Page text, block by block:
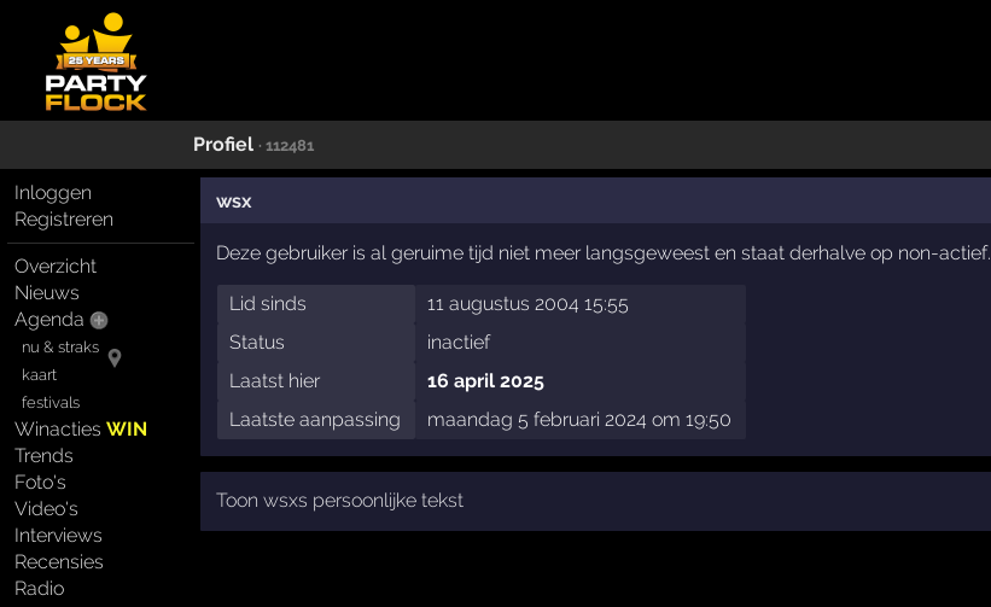
Profiel · 112481
Inloggen
Registreren
Overzicht
Nieuws
Agenda
nu & straks
kaart
festivals
WinactiesWIN
Trends
Foto's
Video's
Interviews
Recensies
Radio
wsx
Deze gebruiker is al geruime tijd niet meer langsgeweest en staat derhalve op non-actief.
Lid sinds
11 augustus 2004 15:55
Status
inactief
Laatst hier
16 april 2025
Laatste aanpassing
maandag 5 februari 2024 om 19:50
Toon wsxs persoonlijke tekst